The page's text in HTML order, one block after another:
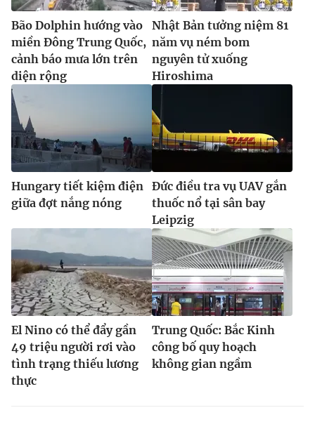
Bão Dolphin hướng vào
miền Đông Trung Quốc,
cảnh báo mưa lớn trên
diện rộng
Nhật Bản tưởng niệm 81
năm vụ ném bom
nguyên tử xuống
Hiroshima
Hungary tiết kiệm điện
giữa đợt nắng nóng
Đức điều tra vụ UAV gắn
thuốc nổ tại sân bay
Leipzig
El Nino có thể đẩy gần
49 triệu người rơi vào
tình trạng thiếu lương
thực
Trung Quốc: Bắc Kinh
công bố quy hoạch
không gian ngầm